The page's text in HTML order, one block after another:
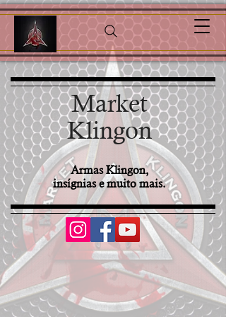
Market
Klingon
Armas Klingon,
​insígnias e muito mais.